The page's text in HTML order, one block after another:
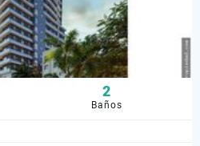
2
Baños